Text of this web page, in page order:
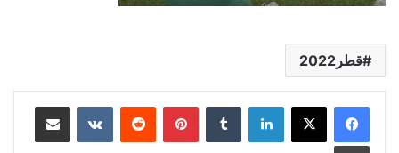
قطر2022
لينكدإن بينتيريست مشاركة عبر البريد
طباعة